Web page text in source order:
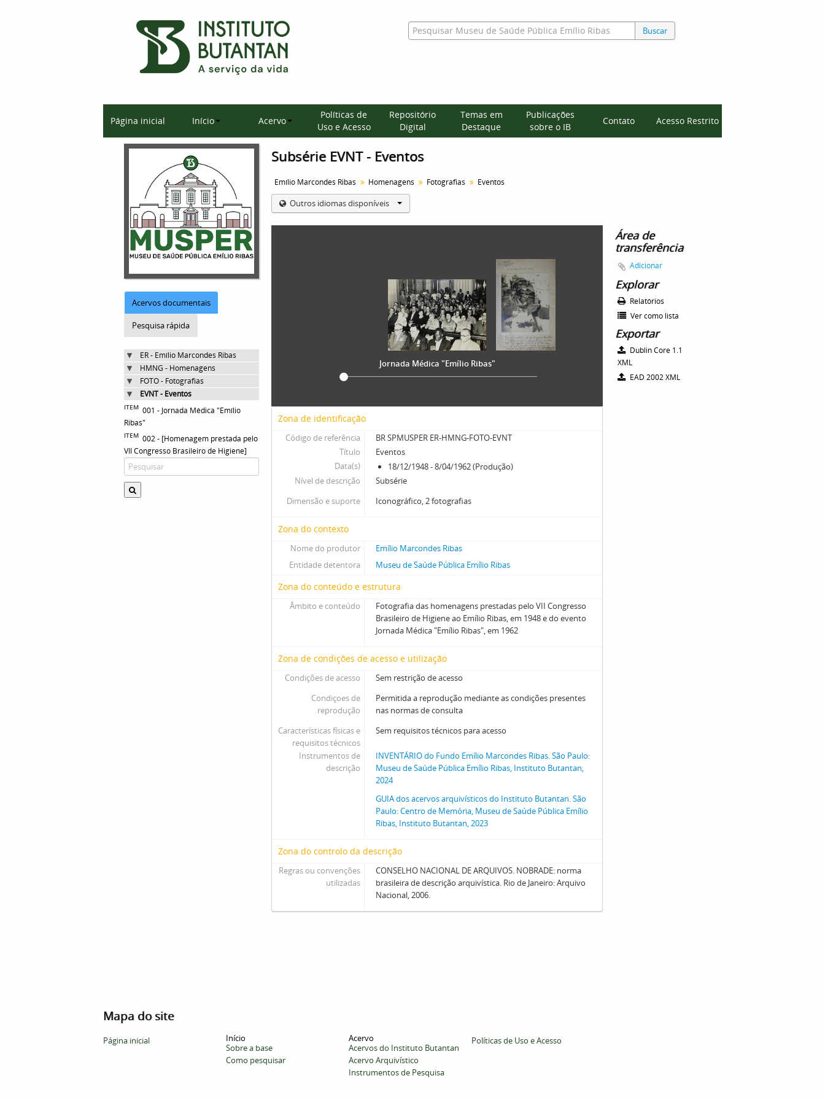
Buscar
Página inicial Início Acervo
Políticas de
Uso e Acesso
Repositório
Digital
Temas em
Destaque
Publicações
sobre o IB
Contato Acesso Restrito
Acervos documentais
Pesquisa rápida
ER - Emílio Marcondes Ribas
HMNG - Homenagens
FOTO - Fotografias
EVNT - Eventos
ITEM 001 - Jornada Médica "Emílio
Ribas"
ITEM 002 - [Homenagem prestada pelo
VII Congresso Brasileiro de Higiene]
Subsérie EVNT - Eventos
Emílio Marcondes Ribas Homenagens Fotografias Eventos
Outros idiomas disponíveis
Jornada Médica "Emílio Ribas"
Zona de identificação
Código de referência
BR SPMUSPER ER-HMNG-FOTO-EVNT
Título
Eventos
Data(s)
18/12/1948 - 8/04/1962 (Produção)
Nível de descrição
Subsérie
Dimensão e suporte
Iconográfico, 2 fotografias
Zona do contexto
Nome do produtor
Emílio Marcondes Ribas
Entidade detentora
Museu de Saúde Pública Emílio Ribas
Zona do conteúdo e estrutura
Âmbito e conteúdo
Fotografia das homenagens prestadas pelo VII Congresso
Brasileiro de Higiene ao Emílio Ribas, em 1948 e do evento
Jornada Médica "Emílio Ribas", em 1962
Zona de condições de acesso e utilização
Condições de acesso
Sem restrição de acesso
Condiçoes de
reprodução
Permitida a reprodução mediante as condições presentes
nas normas de consulta
Características físicas e
requisitos técnicos
Sem requisitos técnicos para acesso
Instrumentos de
descrição
INVENTÁRIO do Fundo Emílio Marcondes Ribas. São Paulo:
Museu de Saúde Pública Emílio Ribas, Instituto Butantan,
2024
GUIA dos acervos arquivísticos do Instituto Butantan. São
Paulo: Centro de Memória, Museu de Saúde Pública Emílio
Ribas, Instituto Butantan, 2023
Zona do controlo da descrição
Regras ou convenções
utilizadas
CONSELHO NACIONAL DE ARQUIVOS. NOBRADE: norma
brasileira de descrição arquivística. Rio de Janeiro: Arquivo
Nacional, 2006.
Área de
transferência
Adicionar
Explorar
Relatórios
Ver como lista
Exportar
Dublin Core 1.1
XML
EAD 2002 XML
Mapa do site
Página inicial
Início
Sobre a base
Como pesquisar
Acervo
Acervos do Instituto Butantan
Acervo Arquivístico
Instrumentos de Pesquisa
Políticas de Uso e Acesso